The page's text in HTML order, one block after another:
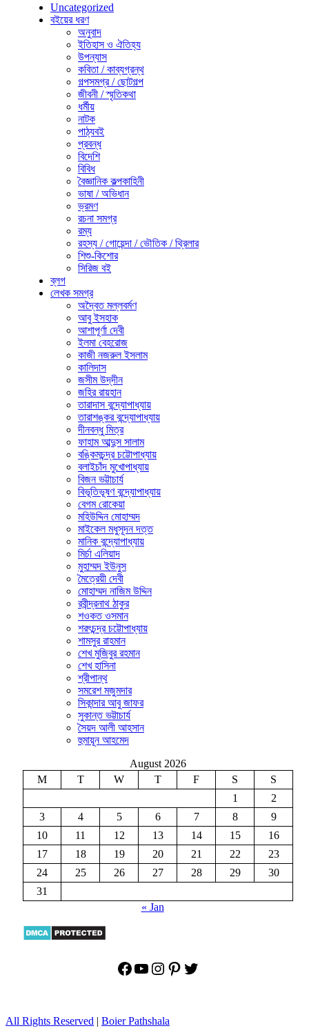
Uncategorized
বইয়ের ধরণ
অনুবাদ
ইতিহাস ও ঐতিহ্য
উপন্যাস
কবিতা / কাব্যগ্রন্থ
গল্পসমগ্র / ছোটগল্প
জীবনী / স্মৃতিকথা
ধর্মীয়
নাটক
পাঠ্যবই
প্রবন্ধ
বিদেশি
বিবিধ
বৈজ্ঞানিক কল্পকাহিনী
ভাষা / অভিধান
ভ্রমণ
রচনা সমগ্র
রম্য
রহস্য / গোয়েন্দা / ভৌতিক / থ্রিলার
শিশু-কিশোর
সিরিজ বই
ব্লগ
লেখক সমগ্র
অদ্বৈত মল্লবর্মণ
আবু ইসহাক
আশাপূর্ণা দেবী
ইলমা বেহরোজ
কাজী নজরুল ইসলাম
কালিদাস
জসীম উদ্‌দীন
জহির রায়হান
তারাদাস বন্দ্যোপাধ্যায়
তারাশঙ্কর বন্দ্যোপাধ্যায়
দীনবন্ধু মিত্র
ফাহাম আব্দুস সালাম
বঙ্কিমচন্দ্র চট্টোপাধ্যায়
বলাইচাঁদ মুখোপাধ্যায়
বিজন ভট্টাচার্য
বিভূতিভূষণ বন্দ্যোপাধ্যায়
বেগম রোকেয়া
মহিউদ্দিন মোহাম্মদ
মাইকেল মধুসূদন দত্ত
মানিক বন্দ্যোপাধ্যায়
মির্চা এলিয়াদ
মুহাম্মদ ইউনুস
মৈত্রেয়ী দেবী
মোহাম্মদ নাজিম উদ্দিন
রবীন্দ্রনাথ ঠাকুর
শওকত ওসমান
শরৎচন্দ্র চট্টোপাধ্যায়
শামসুর রাহমান
শেখ মুজিবুর রহমান
শেখ হাসিনা
শ্রীপান্থ
সমরেশ মজুমদার
সিকান্দার আবু জাফর
সুকান্ত ভট্টাচার্য
সৈয়দ আলী আহসান
হুমায়ূন আহমেদ
August 2026
M
T W T F S
S
1
2
3
4 5 6 7 8
9
10
11 12 13 14 15
16
17
18 19 20 21 22
23
24
25 26 27 28 29
30
31
« Jan
Facebook
YouTube
Instagram
Pinterest
Twitter
All Rights Reserved | Boier Pathshala